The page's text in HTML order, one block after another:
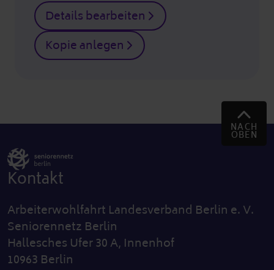
Details bearbeiten
Kopie anlegen
NACH
OBEN
Kontakt
Arbeiterwohlfahrt Landesverband Berlin e. V.
Seniorennetz Berlin
Hallesches Ufer 30 A, Innenhof
10963 Berlin